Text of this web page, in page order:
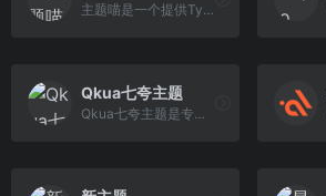
主题喵是一个提供Typecho和WordPress主题的网站，收录了各种风格和功能的主题，以及独立程序。您可以在这里找到适合您的主题，或者投稿您的原创作品。
Qkua七夸主题
Qkua七夸主题是专为动漫二次元、博客、自媒体、资讯、社区类的网站设计开发的WordPress主题模板，采用模块化设计风格让您的网站更具可维护性和扩展性，让您的网站更具竞争力！